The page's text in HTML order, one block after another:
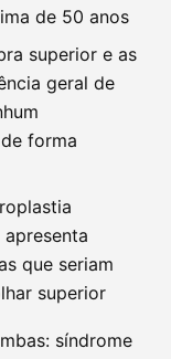
de 50 anos
superior e as
geral de
forma
que seriam
superior
síndrome